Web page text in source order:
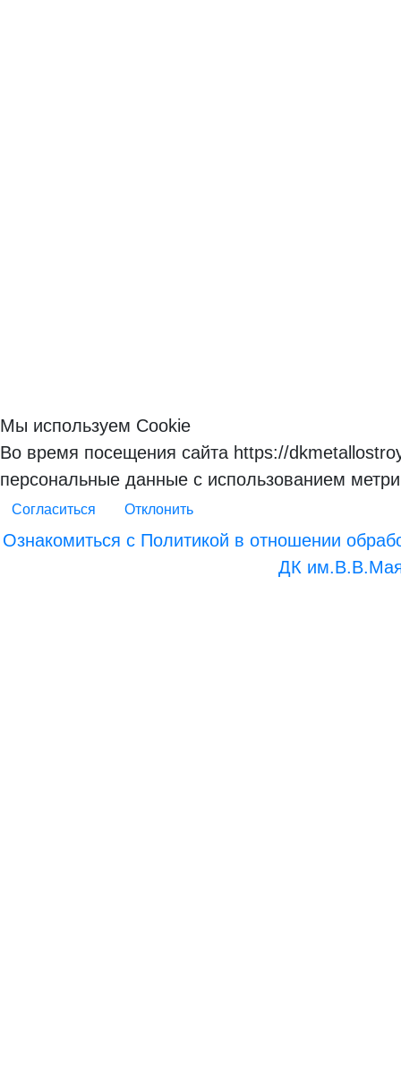
Мы используем Cookie
Во время посещения сайта https://
персональные данные с использованием
Согласиться Отклонить
Ознакомиться с Политикой в отношении
ДК